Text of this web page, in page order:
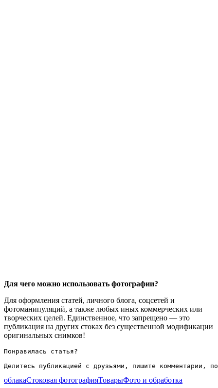
Для чего можно использовать фотографии?
Для оформления статей, личного блога, соцсетей и
фотоманипуляций, а также любых иных коммерческих или
творческих целей. Единственное, что запрещено — это
публикация на других стоках без существенной модификации
оригинальных снимков!
Понравилась статья?
Делитесь публикацией с друзьями, пишите комментарии,
облакаСтоковая фотографияТоварыФото и обработка